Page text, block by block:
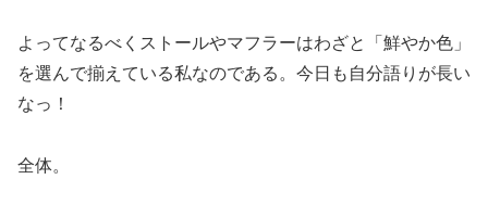
よってなるべくストールやマフラーはわざと「鮮やか色」
を選んで揃えている私なのである。今日も自分語りが長い
なっ！
全体。